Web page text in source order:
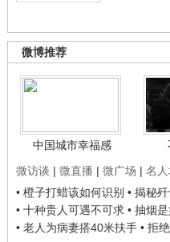
微博推荐
中国城市幸福感
微访谈 | 微直播 | 微广场 | 名
• 橙子打蜡该如何识别 • 揭秘
• 十种贵人可遇不可求 • 抽烟
• 老人为病妻搭40米扶手 • 拒